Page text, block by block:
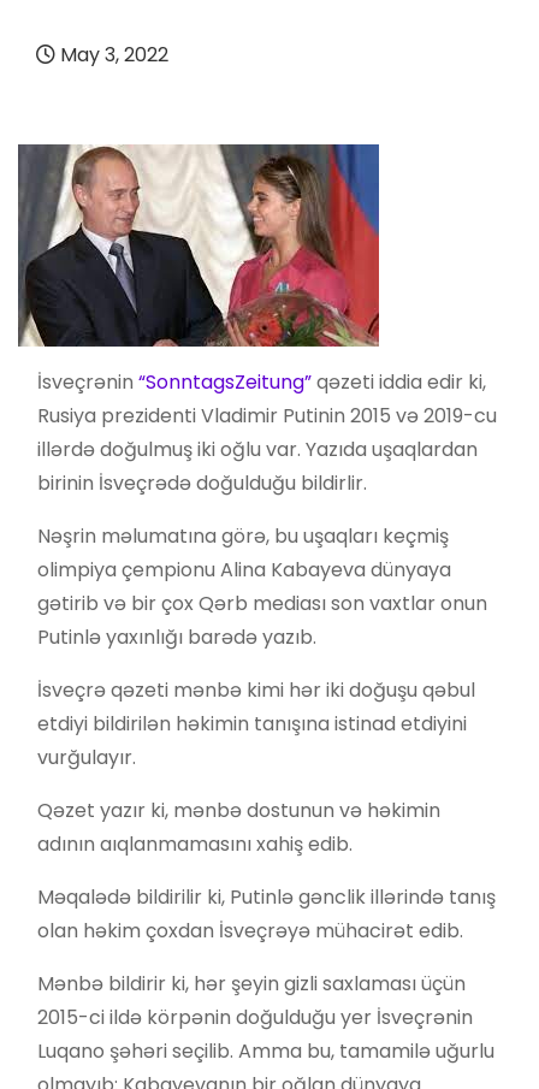
May 3, 2022
İsveçrənin “SonntagsZeitung”qəzeti iddia edir ki,
Rusiya prezidenti Vladimir Putinin 2015 və 2019-cu
illərdə doğulmuş iki oğlu var. Yazıda uşaqlardan
birinin İsveçrədə doğulduğu bildirlir.
Nəşrin məlumatına görə, bu uşaqları keçmiş
olimpiya çempionu Alina Kabayeva dünyaya
gətirib və bir çox Qərb mediası son vaxtlar onun
Putinlə yaxınlığı barədə yazıb.
İsveçrə qəzeti mənbə kimi hər iki doğuşu qəbul
etdiyi bildirilən həkimin tanışına istinad etdiyini
vurğulayır.
Qəzet yazır ki, mənbə dostunun və həkimin
adının aıqlanmamasını xahiş edib.
Məqalədə bildirilir ki, Putinlə gənclik illərində tanış
olan həkim çoxdan İsveçrəyə mühacirət edib.
Mənbə bildirir ki, hər şeyin gizli saxlaması üçün
2015-ci ildə körpənin doğulduğu yer İsveçrənin
Luqano şəhəri seçilib. Amma bu, tamamilə uğurlu